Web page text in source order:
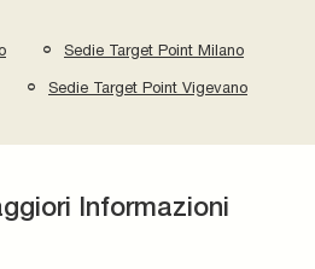
Sedie Target Point Milano
Sedie Target Point Vigevano
Informazioni